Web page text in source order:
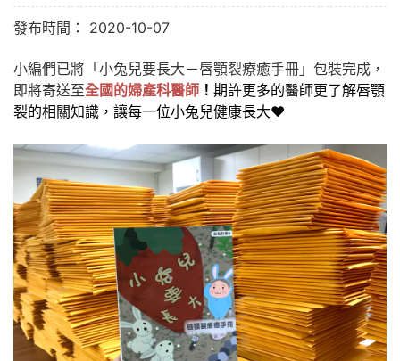
發布時間： 2020-10-07
小編們已將「小兔兒要長大－唇顎裂療癒手冊」包裝完成，
即將寄送至全國的婦產科醫師 ！ 期許更多的醫師更了解唇顎
裂的相關知識，讓每一位小兔兒健康長大❤️